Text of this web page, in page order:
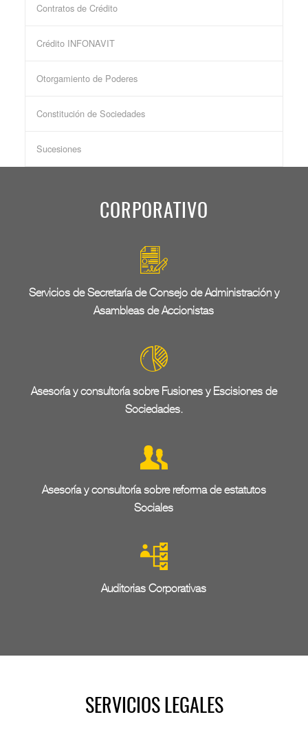
Contratos de Crédito
Crédito INFONAVIT
Otorgamiento de Poderes
Constitución de Sociedades
Sucesiones
CORPORATIVO
Servicios de Secretaría de Consejo de Administración y
Asambleas de Accionistas
Asesoría y consultoría sobre Fusiones y Escisiones de
Sociedades.
Asesoría y consultoría sobre reforma de estatutos
Sociales
Auditorias Corporativas
SERVICIOS LEGALES